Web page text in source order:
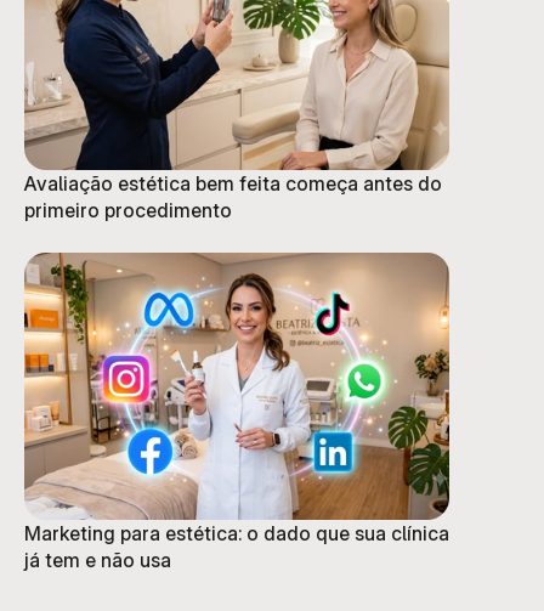
Avaliação estética bem feita começa antes do
primeiro procedimento
Marketing para estética: o dado que sua clínica
já tem e não usa